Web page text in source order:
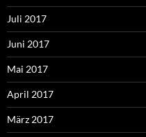
Juli 2017
Juni 2017
Mai 2017
April 2017
März 2017